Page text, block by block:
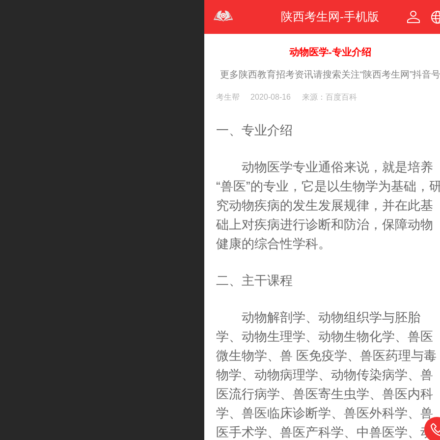
陕西考生网-手机版
繁体
动物医学-专业介绍
更多陕西教育招考资讯请搜索关注“陕西考生网”抖音号
考生帮 2020-08-16 来源：百度百科
一、专业介绍
动物医学专业通俗来说，就是培养
“兽医”的专业，它是以生物学为基础，
究动物疾病的发生发展规律，并在此基
础上对疾病进行诊断和防治，保障动物
健康的综合性学科。
二、主干课程
动物解剖学、动物组织学与胚胎
学、动物生理学、动物生物化学、兽医
微生物学、兽 医免疫学、兽医药理与毒
物学、动物病理学、动物传染病学、兽
医流行病学、兽医寄生虫学、兽医内科
学、兽医临床诊断学、兽医外科学、兽
医手术学、兽医产科学、中兽医学、动